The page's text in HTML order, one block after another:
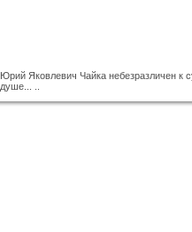
Юрий Яковлевич Чайка небезразличен к
душе... ..